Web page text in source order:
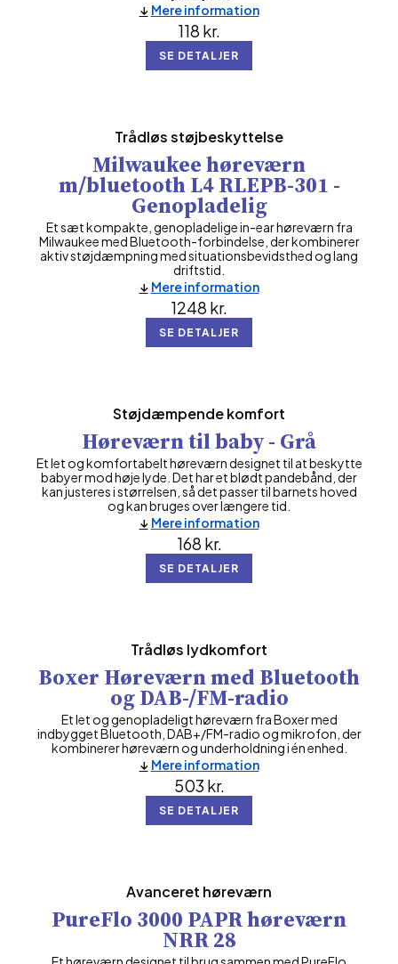
118 kr.
SE DETALJER
Mere information
Trådløs støjbeskyttelse
Milwaukee høreværn
m/bluetooth L4 RLEPB-301 -
Genopladelig
Et sæt kompakte, genopladelige in-ear høreværn fra
Milwaukee med Bluetooth-forbindelse, der kombinerer
aktiv støjdæmpning med situationsbevidsthed og lang
driftstid.
1248 kr.
SE DETALJER
Mere information
Støjdæmpende komfort
Høreværn til baby - Grå
Et let og komfortabelt høreværn designet til at beskytte
babyer mod høje lyde. Det har et blødt pandebånd, der
kan justeres i størrelsen, så det passer til barnets hoved
og kan bruges over længere tid.
168 kr.
SE DETALJER
Mere information
Trådløs lydkomfort
Boxer Høreværn med Bluetooth
og DAB-/FM-radio
Et let og genopladeligt høreværn fra Boxer med
indbygget Bluetooth, DAB+/FM-radio og mikrofon, der
kombinerer høreværn og underholdning i én enhed.
503 kr.
SE DETALJER
Mere information
Avanceret høreværn
PureFlo 3000 PAPR høreværn
NRR 28